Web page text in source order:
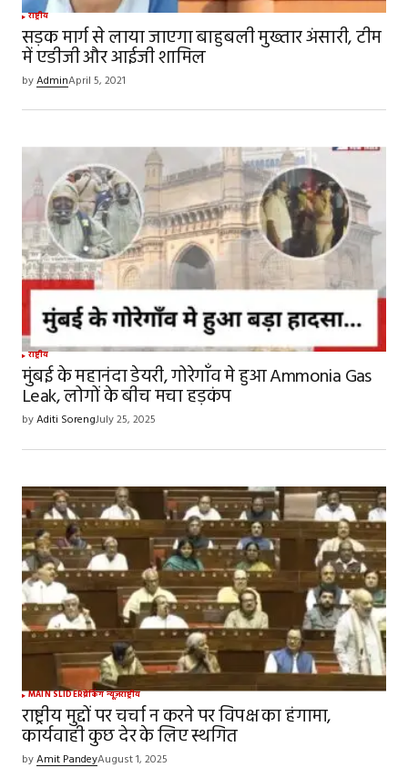
राष्ट्रीय
सड़क मार्ग से लाया जाएगा बाहुबली मुख्तार अंसारी, टीम
में एडीजी और आईजी शामिल
byAdminApril 5, 2021
राष्ट्रीय
मुंबई के महानंदा डेयरी, गोरेगाँव मे हुआ Ammonia Gas
Leak, लोगों के बीच मचा हड़कंप
byAditi SorengJuly 25, 2025
MAIN SLIDERब्रेकिंग न्यूज़राष्ट्रीय
राष्ट्रीय मुद्दों पर चर्चा न करने पर विपक्ष का हंगामा,
कार्यवाही कुछ देर के लिए स्थगित
byAmit PandeyAugust 1, 2025